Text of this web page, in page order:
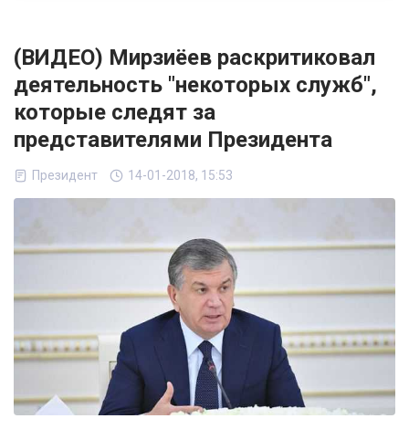
(ВИДЕО) Мирзиёев раскритиковал
деятельность "некоторых служб",
которые следят за
представителями Президента
Президент 14-01-2018, 15:53